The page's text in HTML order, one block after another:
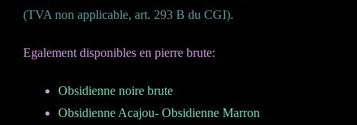
(TVA non applicable, art. 293 B du CGI).
Egalement disponibles en pierre brute:
Obsidienne noire brute
Obsidienne Acajou- Obsidienne Marron